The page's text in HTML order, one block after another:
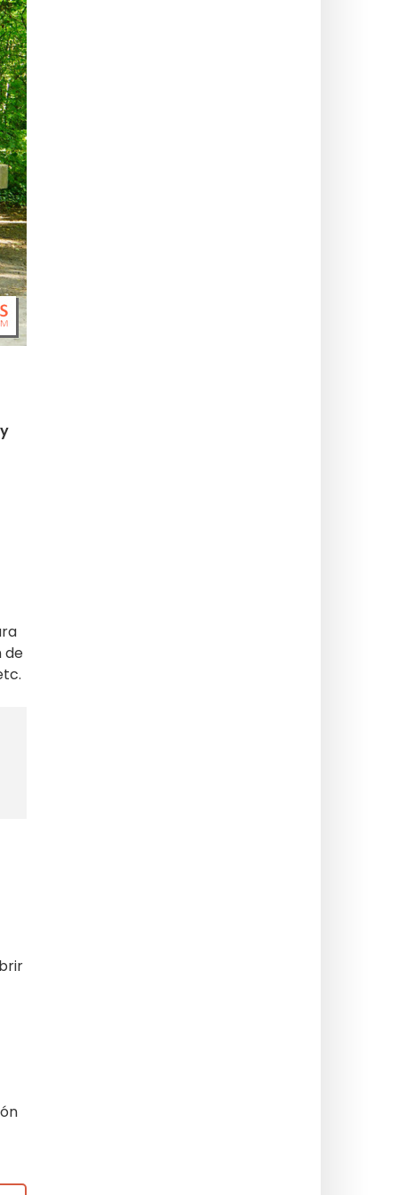
de